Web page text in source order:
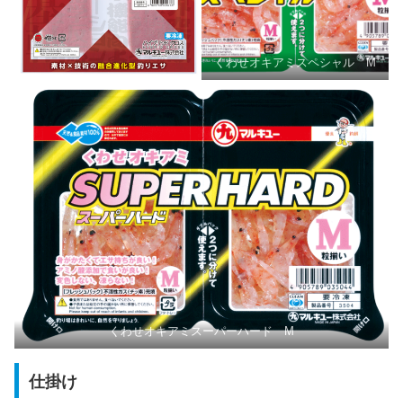
くわせオキアミスペシャル M
くわせオキアミスーパーハード M
仕掛け